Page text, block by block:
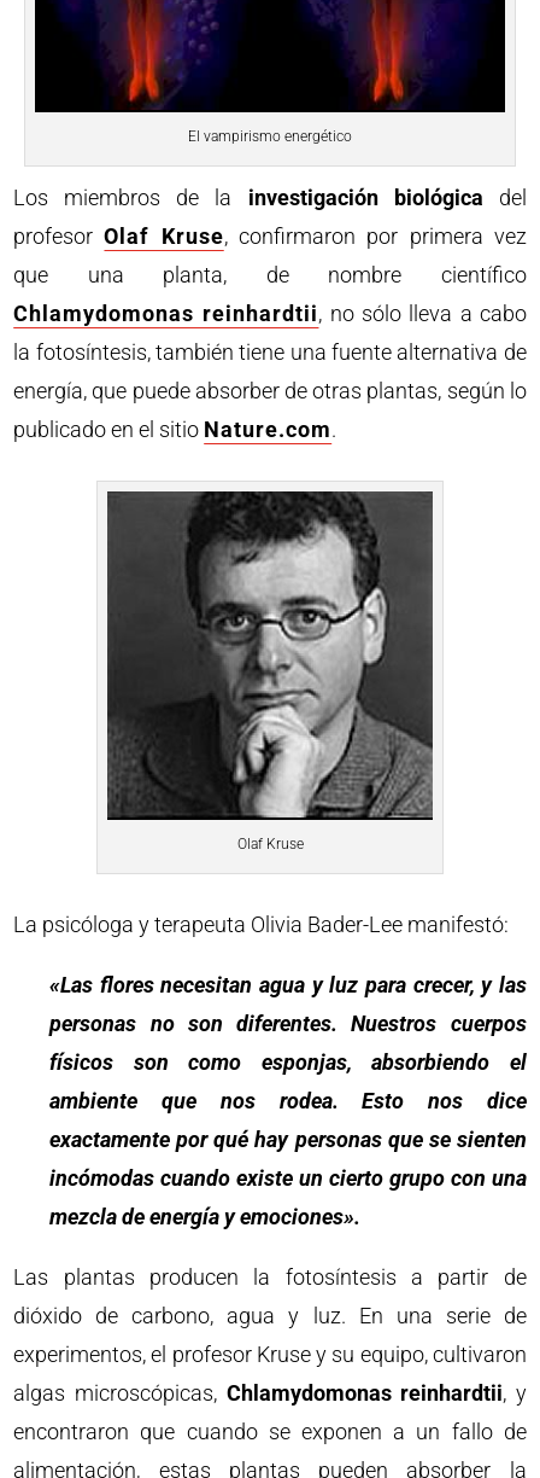
El vampirismo energético
Los miembros de la investigación biológica del
profesorOlaf Kruse, confirmaron por primera vez
que una planta, de nombre científico
Chlamydomonas reinhardtii, no sólo lleva a cabo
la fotosíntesis, también tiene una fuente alternativa de
energía, que puede absorber de otras plantas, según lo
publicado en el sitio Nature.com.
Olaf Kruse
La psicóloga y terapeuta Olivia Bader-Lee manifestó:
«Las flores necesitan agua y luz para crecer, y las
personas no son diferentes. Nuestros cuerpos
físicos son como esponjas, absorbiendo el
ambiente que nos rodea. Esto nos dice
exactamente por qué hay personas que se sienten
incómodas cuando existe un cierto grupo con una
mezcla de energía y emociones».
Las plantas producen la fotosíntesis a partir de
dióxido de carbono, agua y luz. En una serie de
experimentos, el profesor Kruse y su equipo, cultivaron
algas microscópicas, Chlamydomonas reinhardtii, y
encontraron que cuando se exponen a un fallo de
alimentación, estas plantas pueden absorber la